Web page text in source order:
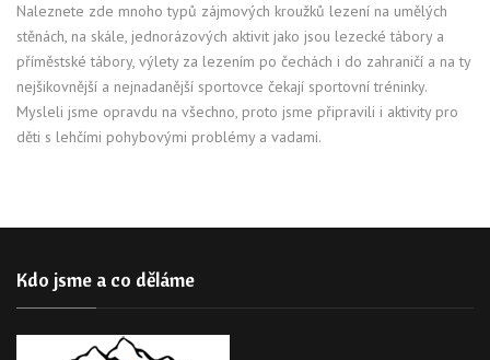
Naleznete zde mnoho typů zájmových kroužků lezení na umělých
stěnách, na skále, jednorázových aktivit jako jsou lezecké tábory a
příměstské tábory, výlety za lezením po čechách i do zahraničí a na ty
nejšikovnější a nejnadanější sportovce čekají sportovní tréninky.
Mysleli jsme opravdu na všechno, proto jsme připravili i aktivity pro
děti s lehčími pohybovými problémy a vadami.
Kdo jsme a co děláme